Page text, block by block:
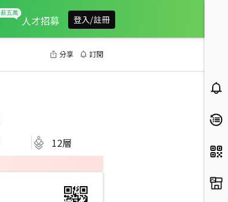
人才招募 登入/註冊
分享 訂閱
12層